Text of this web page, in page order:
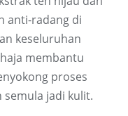
anti-radang di
keseluruhan
membantu
proses
jadi kulit.